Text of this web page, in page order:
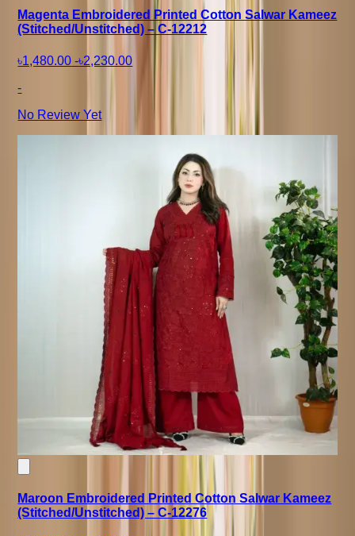
Magenta Embroidered Printed Cotton Salwar Kameez
(Stitched/Unstitched) – C-12212
৳1,480.00 -৳2,230.00
-
No Review Yet
Maroon Embroidered Printed Cotton Salwar Kameez
(Stitched/Unstitched) – C-12276